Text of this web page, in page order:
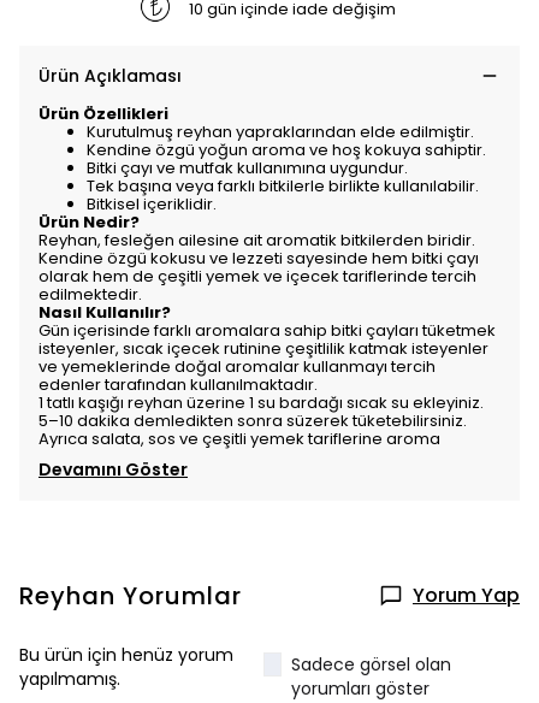
10 gün içinde iade değişim
Ürün Açıklaması
Ürün Özellikleri
Kurutulmuş reyhan yapraklarından elde edilmiştir.
Kendine özgü yoğun aroma ve hoş kokuya sahiptir.
Bitki çayı ve mutfak kullanımına uygundur.
Tek başına veya farklı bitkilerle birlikte kullanılabilir.
Bitkisel içeriklidir.
Ürün Nedir?
Reyhan, fesleğen ailesine ait aromatik bitkilerden biridir.
Kendine özgü kokusu ve lezzeti sayesinde hem bitki çayı
olarak hem de çeşitli yemek ve içecek tariflerinde tercih
edilmektedir.
Nasıl Kullanılır?
Gün içerisinde farklı aromalara sahip bitki çayları tüketmek
isteyenler, sıcak içecek rutinine çeşitlilik katmak isteyenler
ve yemeklerinde doğal aromalar kullanmayı tercih
edenler tarafından kullanılmaktadır.
1 tatlı kaşığı reyhan üzerine 1 su bardağı sıcak su ekleyiniz.
5–10 dakika demledikten sonra süzerek tüketebilirsiniz.
Ayrıca salata, sos ve çeşitli yemek tariflerine aroma
Devamını Göster
Reyhan Yorumlar Yorum Yap
Bu ürün için henüz yorum
yapılmamış.
Sadece görsel olan
yorumları göster